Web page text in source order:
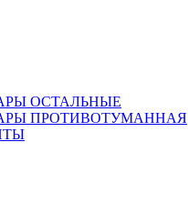
ОСТАЛЬНЫЕ
ПРОТИВОТУМАННАЯ